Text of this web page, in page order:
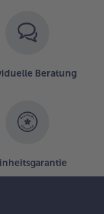
Beratung